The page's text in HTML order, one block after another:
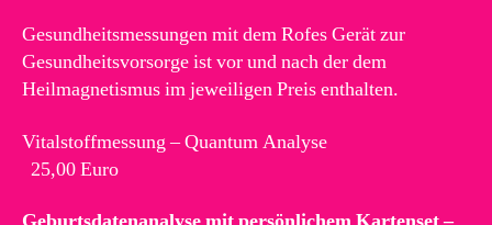
Gesundheitsmessungen mit dem Rofes Gerät zur
Gesundheitsvorsorge ist vor und nach der dem
Heilmagnetismus im jeweiligen Preis enthalten.
Vitalstoffmessung – Quantum Analyse
25,00 Euro